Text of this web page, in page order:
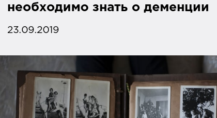
необходимо знать о деменции
23.09.2019